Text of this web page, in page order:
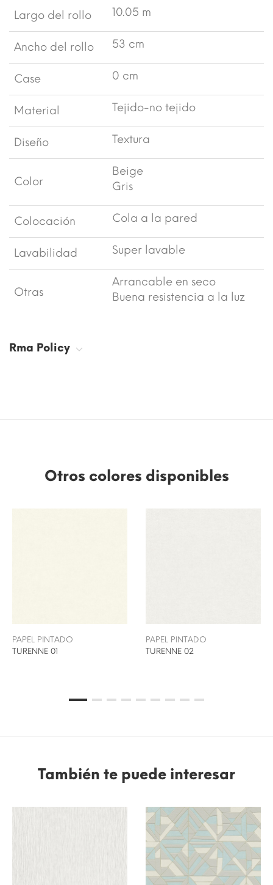
Largo del rollo 10.05 m
Ancho del rollo 53 cm
Case 0 cm
Material Tejido-no tejido
Diseño Textura
Color
Beige
Gris
Colocación Cola a la pared
Lavabilidad Super lavable
Otras
Arrancable en seco
Buena resistencia a la luz
Rma Policy
Otros colores disponibles
PAPEL PINTADO
TURENNE 01
PAPEL PINTADO
TURENNE 02
También te puede interesar